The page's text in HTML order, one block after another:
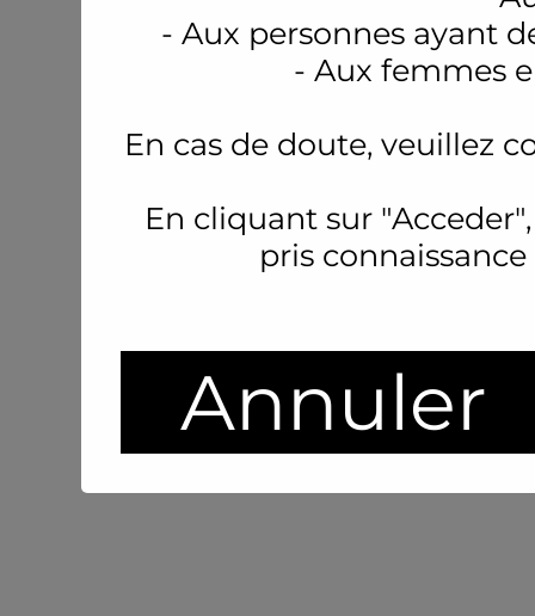
- Aux personnes ayant
- Aux femmes
En cas de doute, veuillez
En cliquant sur
pris
Annuler